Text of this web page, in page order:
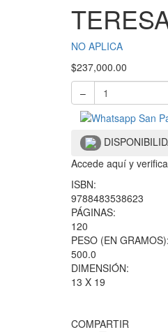
NO APLICA
$237,000.00
–
Accede aquí y
ISBN:
9788483538623
PÁGINAS:
120
PESO (EN GRAMOS):
500.0
DIMENSIÓN:
13 X 19
COMPARTIR